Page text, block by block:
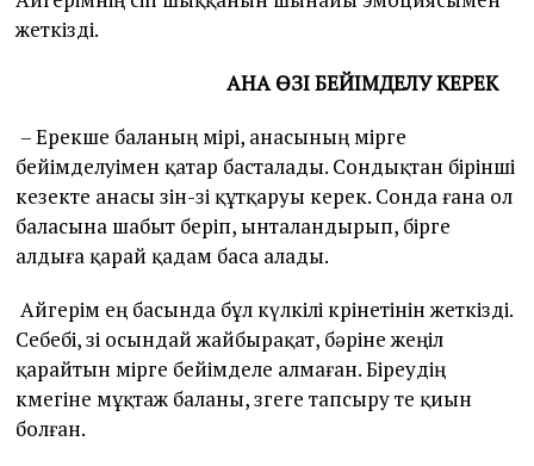
жеткізді.
АНА ӨЗІ БЕЙІМДЕЛУ КЕРЕК
– Ерекше баланың өмірі, анасының өмірге
бейімделуімен қатар басталады. Сондықтан бірінші
кезекте анасы өзін-өзі құтқаруы керек. Сонда ғана ол
баласына шабыт беріп, ынталандырып, бірге
алдыға қарай қадам баса алады.
Айгерім ең басында бұл күлкілі көрінетінін жеткізді.
Себебі, өзі осындай жайбырақат, бәріне жеңіл
қарайтын өмірге бейімделе алмаған. Біреудің
көмегіне мұқтаж баланы, өзгеге тапсыру өте қиын
болған.